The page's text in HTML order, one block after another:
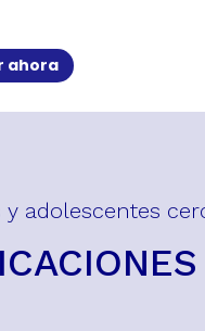
ahora
adolescentes